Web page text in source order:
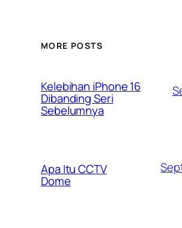
MORE POSTS
Kelebihan iPhone 16
Dibanding Seri
Sebelumnya
Apa Itu CCTV
Dome